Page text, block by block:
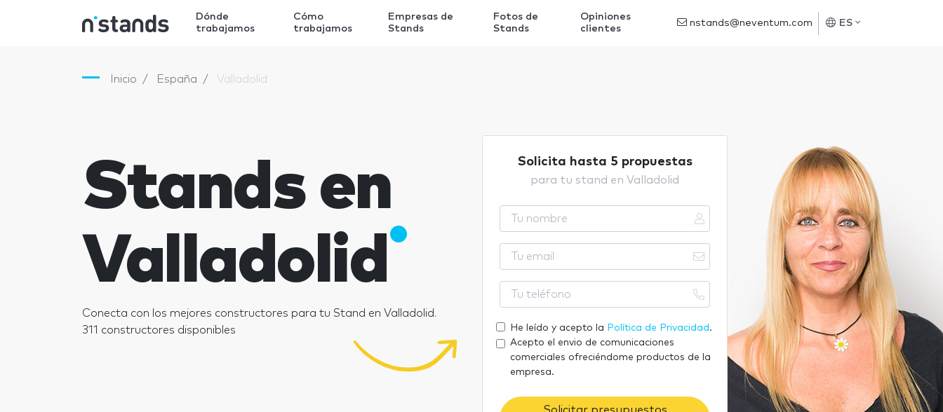
Dónde
trabajamos
Cómo
trabajamos
Empresas de
Stands
Fotos de
Stands
Opiniones
clientes
nstands@neventum.com ES
Inicio España Valladolid
Stands en
Valladolid
Conecta con los mejores constructores para tu Stand en Valladolid.
311 constructores disponibles
Solicita hasta 5 propuestas
para tu stand en Valladolid
He leído y acepto la Política de Privacidad .
Acepto el envio de comunicaciones
comerciales ofreciéndome productos de la
empresa.